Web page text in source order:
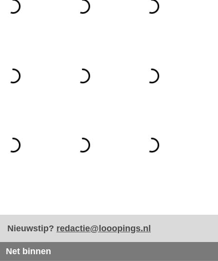
Nieuwstip? redactie@looopings.nl
Net binnen